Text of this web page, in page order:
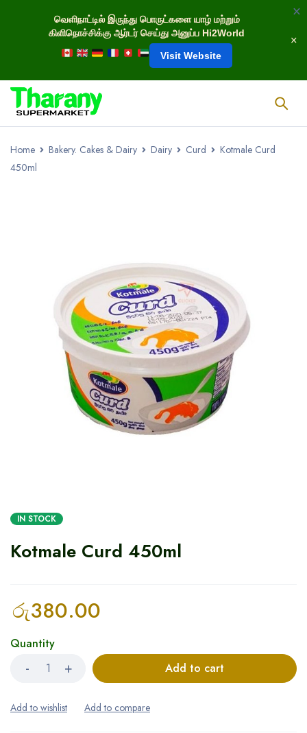
வெளிநாட்டில் இருந்து பொருட்களை யாழ் மற்றும்
கிளிநொச்சிக்கு ஆர்டர் செய்து அனுப்ப Hi2World
Visit Website
Home Bakery. Cakes & Dairy Dairy Curd
Kotmale Curd
450ml
IN STOCK
Kotmale Curd 450ml
රු380.00
Quantity
Add to cart